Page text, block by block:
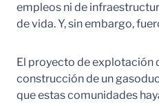
empleos ni de
de vida. Y, sin embargo,
El proyecto de explotación
construcción de un
que estas comunidades